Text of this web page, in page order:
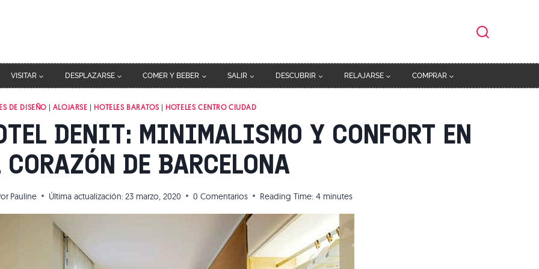
VISITAR DESPLAZARSE COMER Y BEBER SALIR DESCUBRIR RELAJARSE COMPRAR
DE DISEÑO | ALOJARSE | HOTELES BARATOS | HOTELES CENTRO CIUDAD
DENIT: MINIMALISMO Y CONFORT EN
CORAZÓN DE BARCELONA
Pauline Última actualización: 23 marzo, 2020 0 Comentarios Reading Time: 4 minutes